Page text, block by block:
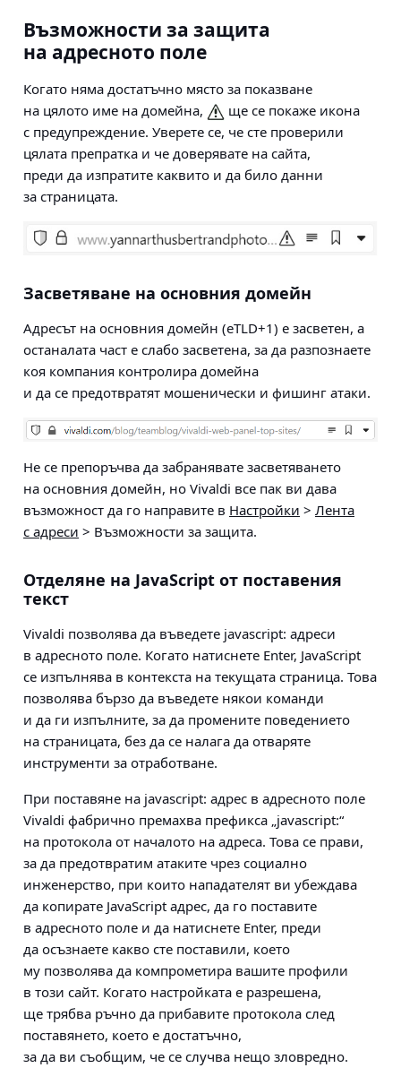
Възможности за защита
на адресното поле
Когато няма достатъчно място за показване
на цялото име на домейна,
ще се покаже икона
с предупреждение. Уверете се, че сте проверили
цялата препратка и че доверявате на сайта,
преди да изпратите каквито и да било данни
за страницата.
Засветяване на основния домейн
Адресът на основния домейн (eTLD+1) е засветен, а
останалата част е слабо засветена, за да разпознаете
коя компания контролира домейна
и да се предотвратят мошенически и фишинг атаки.
Не се препоръчва да забранявате засветяването
на основния домейн, но Vivaldi все пак ви дава
възможност да го направите в Настройки > Лента
с адреси > Възможности за защита.
Отделяне на JavaScript от поставения
текст
Vivaldi позволява да въведете javascript: адреси
в адресното поле. Когато натиснете Enter, JavaScript
се изпълнява в контекста на текущата страница. Това
позволява бързо да въведете някои команди
и да ги изпълните, за да промените поведението
на страницата, без да се налага да отваряте
инструменти за отработване.
При поставяне на javascript: адрес в адресното поле
Vivaldi фабрично премахва префикса „javascript:“
на протокола от началото на адреса. Това се прави,
за да предотвратим атаките чрез социално
инженерство, при които нападателят ви убеждава
да копирате JavaScript адрес, да го поставите
в адресното поле и да натиснете Enter, преди
да осъзнаете какво сте поставили, което
му позволява да компрометира вашите профили
в този сайт. Когато настройката е разрешена,
ще трябва ръчно да прибавите протокола след
поставянето, което е достатъчно,
за да ви съобщим, че се случва нещо зловредно.